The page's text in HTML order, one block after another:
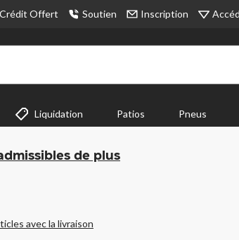
Crédit Offert Soutien Inscription
Liquidation Patios Pneus
de plus
avec la livraison